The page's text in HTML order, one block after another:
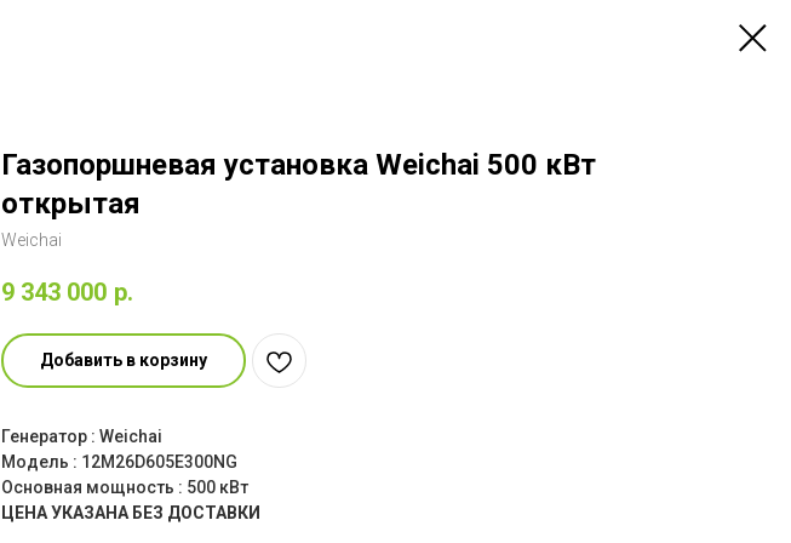
Газопоршневая установка Weichai 500 кВт
открытая
Weichai
9 343 000 р.
Добавить в корзину
Генератор : Weichai
Модель : 12M26D605E300NG
Основная мощность : 500 кВт
ЦЕНА УКАЗАНА БЕЗ ДОСТАВКИ